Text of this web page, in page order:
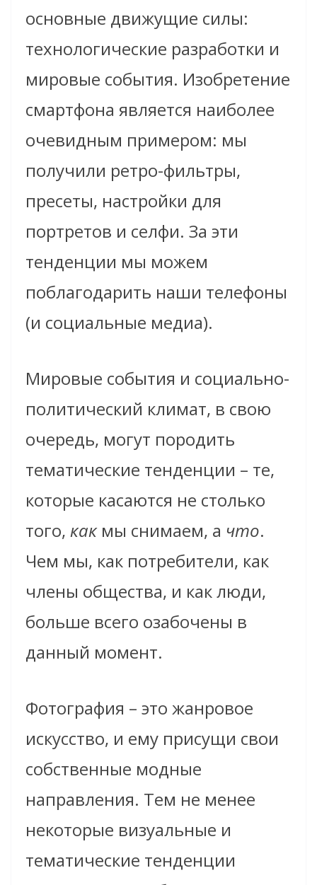
основные движущие силы:
технологические разработки и
мировые события. Изобретение
смартфона является наиболее
очевидным примером: мы
получили ретро-фильтры,
пресеты, настройки для
портретов и селфи. За эти
тенденции мы можем
поблагодарить наши телефоны
(и социальные медиа).
Мировые события и социально-
политический климат, в свою
очередь, могут породить
тематические тенденции – те,
которые касаются не столько
того, какмы снимаем, а что.
Чем мы, как потребители, как
члены общества, и как люди,
больше всего озабочены в
данный момент.
Фотография – это жанровое
искусство, и ему присущи свои
собственные модные
направления. Тем не менее
некоторые визуальные и
тематические тенденции